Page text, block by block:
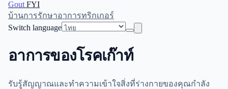
Gout FYI
บ้านการรักษาอาการทริกเกอร์
Switch language
อาการของโรคเก๊าท์
รับรู้สัญญาณและทำความเข้าใจสิ่งที่ร่างกายของคุณกำลัง